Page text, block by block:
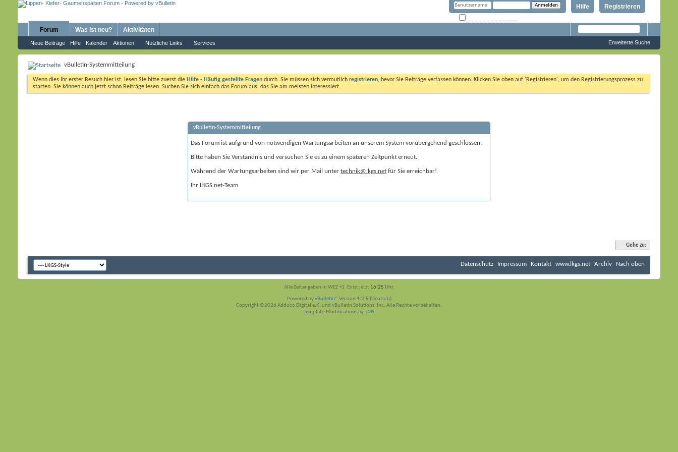
Registrieren
Hilfe
Forum
Neue Beiträge Hilfe Kalender Aktionen Nützliche Links Services
Was ist neu? Aktivitäten
Erweiterte Suche
vBulletin-Systemmitteilung
Wenn dies Ihr erster Besuch hier ist, lesen Sie bitte zuerst die Hilfe - Häufig gestellte Fragen durch. Sie müssen sich vermutlich registrieren, bevor Sie Beiträge verfassen können. Klicken Sie oben auf 'Registrieren', um den Registrierungsprozess zu
starten. Sie können auch jetzt schon Beiträge lesen. Suchen Sie sich einfach das Forum aus, das Sie am meisten interessiert.
vBulletin-Systemmitteilung
Das Forum ist aufgrund von notwendigen Wartungsarbeiten an unserem System vorübergehend geschlossen.
Bitte haben Sie Verständnis und versuchen Sie es zu einem späteren Zeitpunkt erneut.
Während der Wartungsarbeiten sind wir per Mail unter technik@lkgs.net für Sie erreichbar!
Ihr LKGS.net-Team
Gehe zu:
Datenschutz Impressum Kontakt www.lkgs.net Archiv Nach oben
Alle Zeitangaben in WEZ +1. Es ist jetzt 16:25 Uhr.
Powered byvBulletin® Version 4.2.5 (Deutsch)
Copyright ©2026 Adduco Digital e.K. und vBulletin Solutions, Inc. Alle Rechte vorbehalten.
Template-Modifications byTMS